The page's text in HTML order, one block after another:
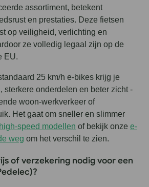
assortiment, betekent
en prestaties. Deze fietsen
op veiligheid, verlichting en
ze volledig legaal zijn op de
EU.
25 km/h e-bikes krijg je
sterkere onderdelen en beter zicht -
woon-werkverkeer of
Het gaat om sneller en slimmer
high-speed modellen of bekijk onze e-
weg om het verschil te zien.
of verzekering nodig voor een